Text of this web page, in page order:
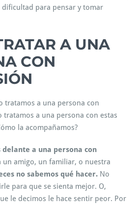
para pensar y tomar
A UNA
CON
tratamos a una persona con
tratamos a una persona con estas
la acompañamos?
delante a una persona con
un amigo, un familiar, o nuestra
no sabemos qué hacer. No
para que se sienta mejor. O,
le decimos le hace sentir peor. Por